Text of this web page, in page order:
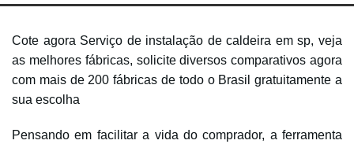
Cote agora Serviço de instalação de caldeira em sp, veja
as melhores fábricas, solicite diversos comparativos agora
com mais de 200 fábricas de todo o Brasil gratuitamente a
sua escolha
Pensando em facilitar a vida do comprador, a ferramenta